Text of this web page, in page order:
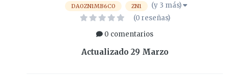
DA0ZN1MB6C0 ZN1
(y 3 más)
(0 reseñas)
0 comentarios
Actualizado 29 Marzo